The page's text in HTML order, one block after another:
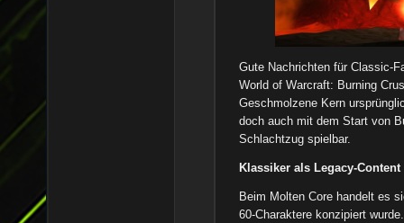
Gute Nachrichten für Classic-
World of Warcraft: Burning
Geschmolzene Kern
doch auch mit dem Start von
Schlachtzug spielbar.
Klassiker als Legacy-Content
Beim Molten Core handelt es
60-Charaktere konzipiert